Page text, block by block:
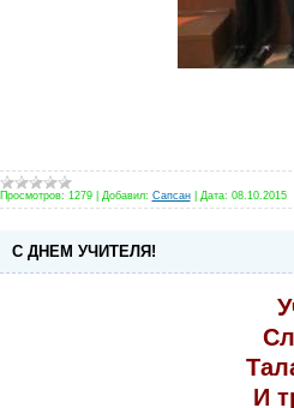
Просмотров: 1279 Добавил: Сапсан Дата: 08.10.2015
С ДНЕМ УЧИТЕЛЯ!
И